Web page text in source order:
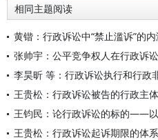
相同主题阅读
黄锴：行政诉讼中“禁止滥诉”的
张帅宇：公平竞争权人在行政诉
王贵松：行政诉讼被告的行政主
王钧民：论行政诉讼的标的——
王贵松：行政诉讼起诉期限的体